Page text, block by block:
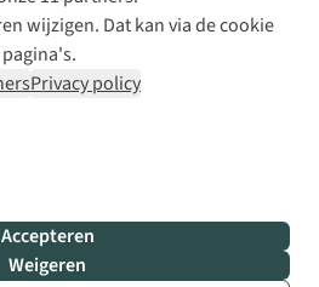
wijzigen. Dat kan via de cookie
Privacy policy
Accepteren
Weigeren
Bever
B.V.